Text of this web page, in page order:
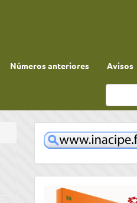
Números anteriores Avisos
www